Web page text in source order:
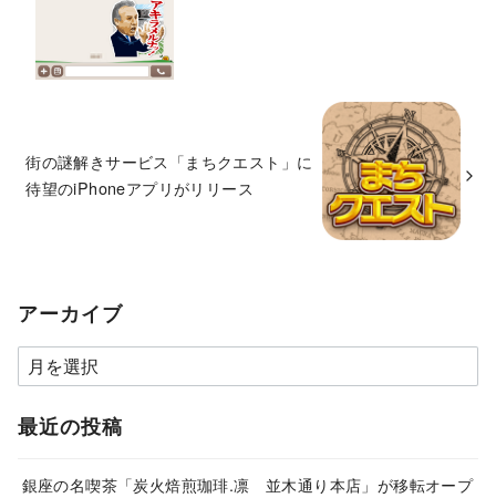
街の謎解きサービス「まちクエスト」に
待望のiPhoneアプリがリリース
アーカイブ
ア
ー
カ
ブ
最近の投稿
銀座の名喫茶「炭火焙煎珈琲.凛 並木通り本店」が移転オープ